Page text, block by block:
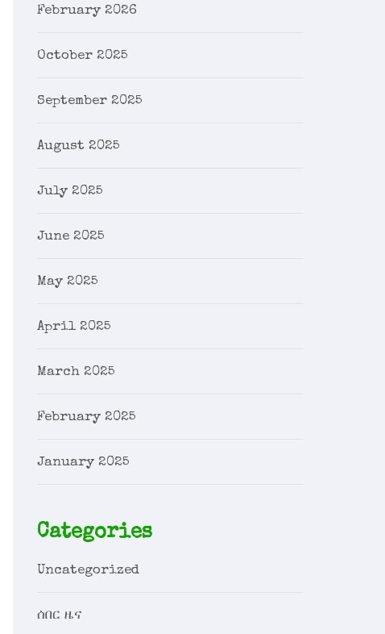
February 2026
October 2025
September 2025
August 2025
July 2025
June 2025
May 2025
April 2025
March 2025
February 2025
January 2025
Categories
Uncategorized
ሰበር ዜና